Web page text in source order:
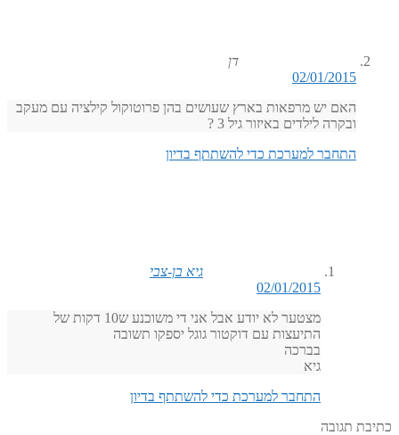
דן
02/01/2015
האם יש מרפאות בארץ שעושים בהן פרוטוקול קילציה עם מעקב
ובקרה לילדים באיזור גיל 3 ?
התחבר למערכת כדי להשתתף בדיון
גיא בן-צבי
02/01/2015
מצטער לא יודע אבל אני די משוכנע ש10 דקות של
התיעצות עם דוקטור גוגל יספקו תשובה
בברכה
גיא
התחבר למערכת כדי להשתתף בדיון
כתיבת תגובה